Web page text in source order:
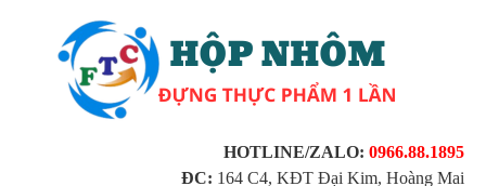
HOTLINE/ZALO: 0966.88.1895
ĐC: 164 C4, KĐT Đại Kim, Hoàng Mai